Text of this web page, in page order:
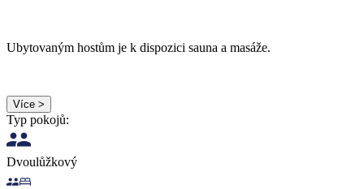
Ubytovaným hostům je k dispozici sauna a masáže.
Více >
Typ pokojů:
Dvoulůžkový